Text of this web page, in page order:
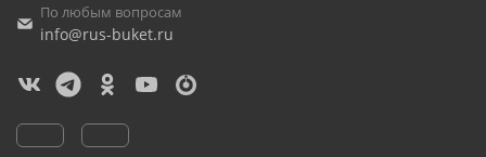
По любым вопросам
info@rus-buket.ru